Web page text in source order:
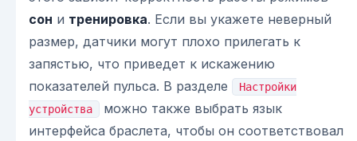
сон и тренировка. Если вы укажете неверный
размер, датчики могут плохо прилегать к
запястью, что приведет к искажению
показателей пульса. В разделе
Настройки
устройства
можно также выбрать язык
интерфейса браслета, чтобы он соответствовал